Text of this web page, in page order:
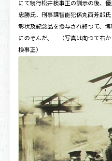
にて続行松井検事正の訓示の後、
忠勝氏．刑事課智能犯係丸西芳郎
彰状及紀念品を授与され終つて、
にのぞんだ。 （写真は向つて右
検事正）